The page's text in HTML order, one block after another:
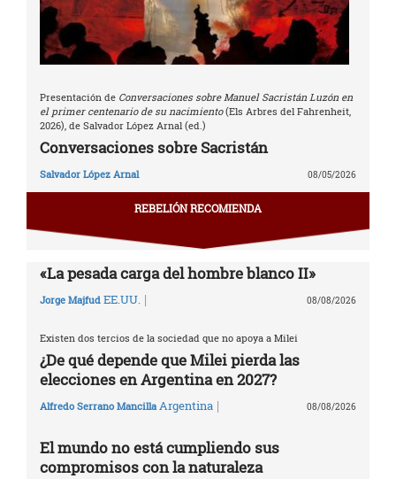
Presentación de Conversaciones sobre Manuel Sacristán Luzón en
el primer centenario de su nacimiento(Els Arbres del Fahrenheit,
2026), de Salvador López Arnal (ed.)
Conversaciones sobre Sacristán
Salvador López Arnal 08/05/2026
REBELIÓN RECOMIENDA
«La pesada carga del hombre blanco II»
Jorge Majfud EE.UU. | 08/08/2026
Existen dos tercios de la sociedad que no apoya a Milei
¿De qué depende que Milei pierda las
elecciones en Argentina en 2027?
Alfredo Serrano Mancilla Argentina | 08/08/2026
El mundo no está cumpliendo sus
compromisos con la naturaleza